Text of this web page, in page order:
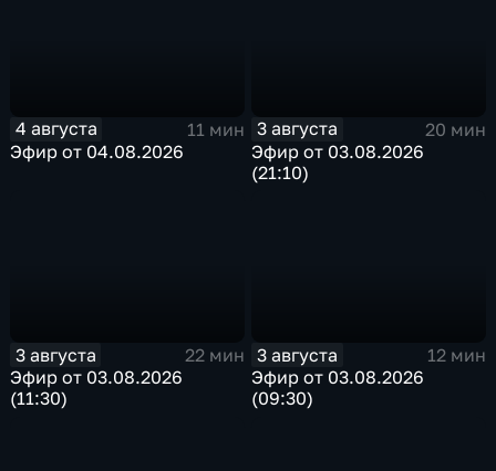
4 августа
11 мин
Эфир от 04.08.2026
3 августа
20 мин
Эфир от 03.08.2026
(21:10)
3 августа
22 мин
Эфир от 03.08.2026
(11:30)
3 августа
12 мин
Эфир от 03.08.2026
(09:30)